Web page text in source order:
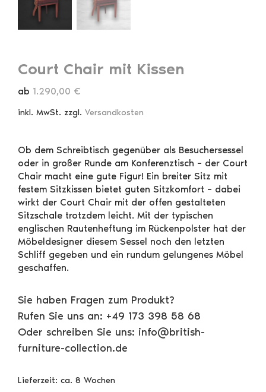
Court Chair mit Kissen
ab 1.290,00 €
inkl. MwSt. zzgl. Versandkosten
Ob dem Schreibtisch gegenüber als Besuchersessel
oder in großer Runde am Konferenztisch – der Court
Chair macht eine gute Figur! Ein breiter Sitz mit
festem Sitzkissen bietet guten Sitzkomfort – dabei
wirkt der Court Chair mit der offen gestalteten
Sitzschale trotzdem leicht. Mit der typischen
englischen Rautenheftung im Rückenpolster hat der
Möbeldesigner diesem Sessel noch den letzten
Schliff gegeben und ein rundum gelungenes Möbel
geschaffen.
Sie haben Fragen zum Produkt?
Rufen Sie uns an: +49 173 398 58 68
Oder schreiben Sie uns: info@british-
furniture-collection.de
Lieferzeit: ca. 8 Wochen